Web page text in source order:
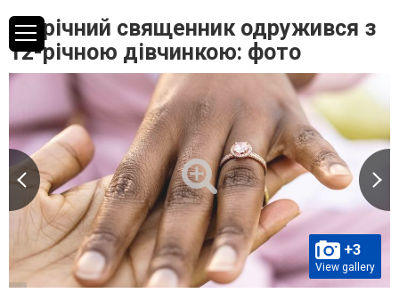
63-річний священник одружився з
12-річною дівчинкою: фото
+3
View gallery